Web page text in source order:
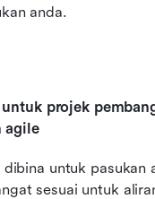
anda.
projek
agile
untuk pasukan
sesuai untuk